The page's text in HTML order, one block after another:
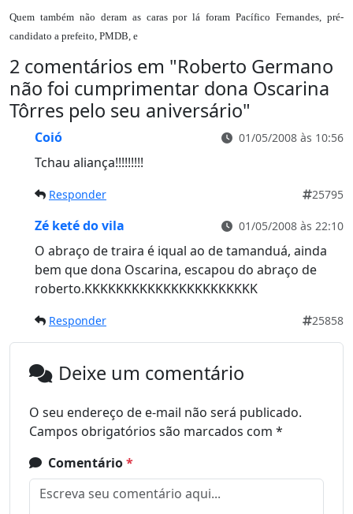
Quem também não deram as caras por lá foram Pacífico Fernandes, pré-
candidato a prefeito, PMDB, e
2 comentários em "Roberto Germano
não foi cumprimentar dona Oscarina
Tôrres pelo seu aniversário"
Coió 01/05/2008 às 10:56
Tchau aliança!!!!!!!!!
Responder 25795
Zé keté do vila 01/05/2008 às 22:10
O abraço de traira é iqual ao de tamanduá, ainda
bem que dona Oscarina, escapou do abraço de
roberto.KKKKKKKKKKKKKKKKKKKKKK
Responder 25858
Deixe um comentário
O seu endereço de e-mail não será publicado.
Campos obrigatórios são marcados com *
Comentário*